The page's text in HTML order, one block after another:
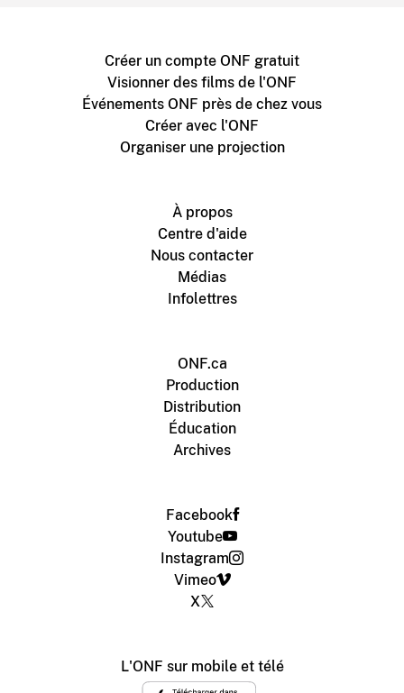
Créer un compte ONF gratuit
Visionner des films de l'ONF
Événements ONF près de chez vous
Créer avec l'ONF
Organiser une projection
À propos
Centre d'aide
Nous contacter
Médias
Infolettres
ONF.ca
Production
Distribution
Éducation
Archives
Facebook
Youtube
Instagram
Vimeo
X
L'ONF sur mobile et télé